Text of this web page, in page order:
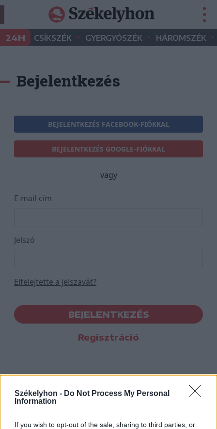
Székelyhon - Do Not Process My Personal
Information
If you wish to opt-out of the sale, sharing to third parties, or
24H CSÍKSZÉK • GYERGYÓSZÉK • HÁROMSZÉK •
Bejelentkezés
BEJELENTKEZÉS FACEBOOK-FIÓKKAL
BEJELENTKEZÉS GOOGLE-FIÓKKAL
vagy
E-mail-cím
Jelszó
Elfelejtette a jelszavát?
BEJELENTKEZÉS
Regisztráció